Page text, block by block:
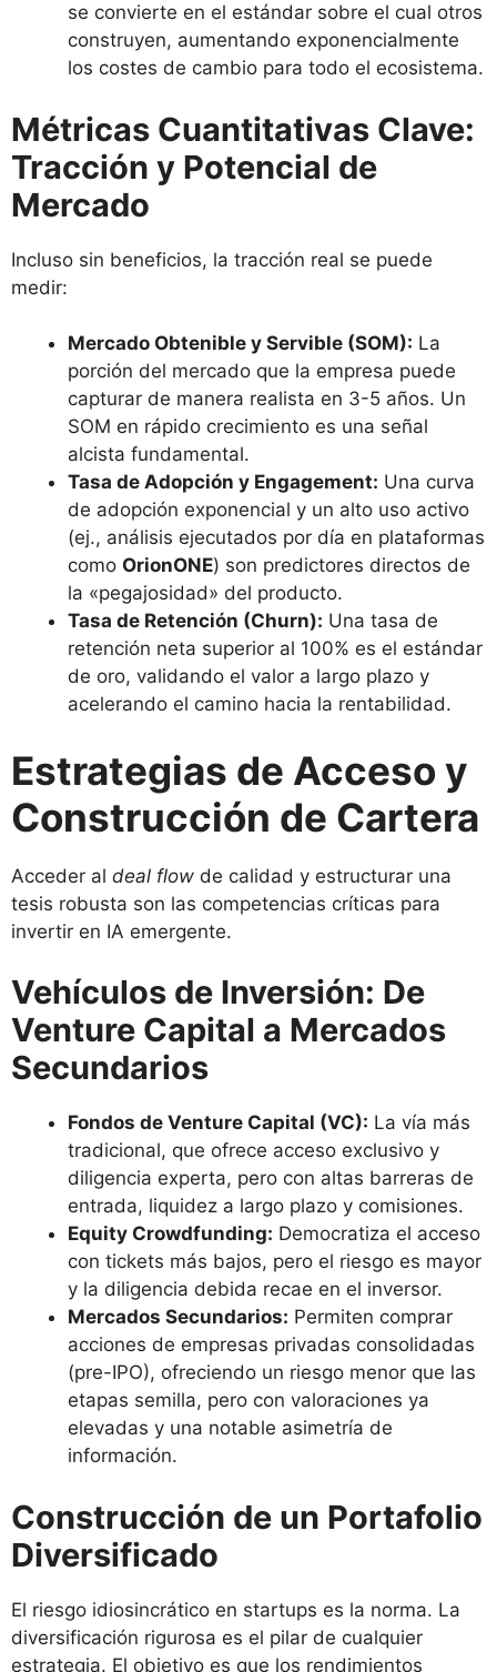
se convierte en el estándar sobre el cual otros
construyen, aumentando exponencialmente
los costes de cambio para todo el ecosistema.
Métricas Cuantitativas Clave:
Tracción y Potencial de
Mercado
Incluso sin beneficios, la tracción real se puede
medir:
Mercado Obtenible y Servible (SOM): La
porción del mercado que la empresa puede
capturar de manera realista en 3-5 años. Un
SOM en rápido crecimiento es una señal
alcista fundamental.
Tasa de Adopción y Engagement: Una curva
de adopción exponencial y un alto uso activo
(ej., análisis ejecutados por día en plataformas
como OrionONE) son predictores directos de
la «pegajosidad» del producto.
Tasa de Retención (Churn): Una tasa de
retención neta superior al 100% es el estándar
de oro, validando el valor a largo plazo y
acelerando el camino hacia la rentabilidad.
Estrategias de Acceso y
Construcción de Cartera
Acceder al deal flow de calidad y estructurar una
tesis robusta son las competencias críticas para
invertir en IA emergente.
Vehículos de Inversión: De
Venture Capital a Mercados
Secundarios
Fondos de Venture Capital (VC): La vía más
tradicional, que ofrece acceso exclusivo y
diligencia experta, pero con altas barreras de
entrada, liquidez a largo plazo y comisiones.
Equity Crowdfunding: Democratiza el acceso
con tickets más bajos, pero el riesgo es mayor
y la diligencia debida recae en el inversor.
Mercados Secundarios: Permiten comprar
acciones de empresas privadas consolidadas
(pre-IPO), ofreciendo un riesgo menor que las
etapas semilla, pero con valoraciones ya
elevadas y una notable asimetría de
información.
Construcción de un Portafolio
Diversificado
El riesgo idiosincrático en startups es la norma. La
diversificación rigurosa es el pilar de cualquier
estrategia. El objetivo es que los rendimientos